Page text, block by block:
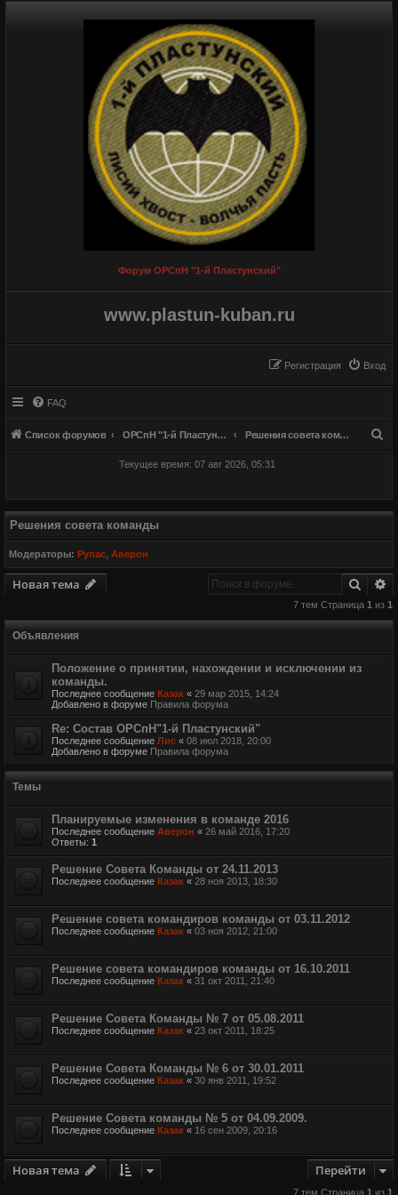
Форум ОРСпН "1-й Пластунский"
www.plastun-kuban.ru
Вход
Регистрация
FAQ
Список форумов ОРСпН "1-й Пластунский" Решения совета команды
Текущее время: 07 авг 2026, 05:31
Решения совета команды
Модераторы: Рупас ,Аверон
Новая тема Поиск
7 тем Страница 1 из 1
Объявления
Положение о принятии, нахождении и исключении из
команды.
Последнее сообщение Казак « 29 мар 2015, 14:24
Добавлено в форуме Правила форума
Re: Состав ОРСпН"1-й Пластунский"
Последнее сообщение Лис « 08 июл 2018, 20:00
Добавлено в форуме Правила форума
Темы
Планируемые изменения в команде 2016
Последнее сообщение Аверон « 26 май 2016, 17:20
Ответы: 1
Решение Совета Команды от 24.11.2013
Последнее сообщение Казак « 28 ноя 2013, 18:30
Решение совета командиров команды от 03.11.2012
Последнее сообщение Казак « 03 ноя 2012, 21:00
Решение совета командиров команды от 16.10.2011
Последнее сообщение Казак « 31 окт 2011, 21:40
Решение Совета Команды № 7 от 05.08.2011
Последнее сообщение Казак « 23 окт 2011, 18:25
Решение Совета Команды № 6 от 30.01.2011
Последнее сообщение Казак « 30 янв 2011, 19:52
Решение Совета команды № 5 от 04.09.2009.
Последнее сообщение Казак « 16 сен 2009, 20:16
Новая тема Перейти
7 тем Страница 1 из 1